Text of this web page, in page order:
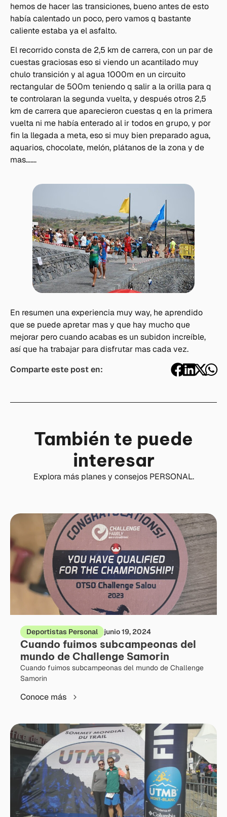
hemos de hacer las transiciones, bueno antes de esto
había calentado un poco, pero vamos q bastante
caliente estaba ya el asfalto.
El recorrido consta de 2,5 km de carrera, con un par de
cuestas graciosas eso si viendo un acantilado muy
chulo transición y al agua 1000m en un circuito
rectangular de 500m teniendo q salir a la orilla para q
te controlaran la segunda vuelta, y después otros 2,5
km de carrera que aparecieron cuestas q en la primera
vuelta ni me había enterado al ir todos en grupo, y por
fin la llegada a meta, eso si muy bien preparado agua,
aquarios, chocolate, melón, plátanos de la zona y de
mas…….
En resumen una experiencia muy way, he aprendido
que se puede apretar mas y que hay mucho que
mejorar pero cuando acabas es un subidon increíble,
así que ha trabajar para disfrutar mas cada vez.
Comparte este post en:
También te puede
interesar
Explora más planes y consejos PERSONAL.
Deportistas Personal junio 19, 2024
Cuando fuimos subcampeonas del
mundo de Challenge Samorin
Cuando fuimos subcampeonas del mundo de Challenge
Samorin
Conoce más